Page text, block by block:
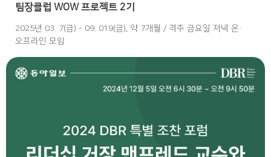
팀장클럽 WOW 프로젝트 2기
2025년 03. 7(금) - 09. 019(금), 약 7개월 / 격주 금요일 저녁 온·
오프라인 모임